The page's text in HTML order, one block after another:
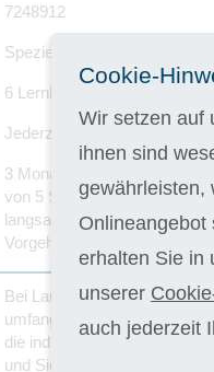
7248912
Spezielle Vorkenntnisse sind
6 Lernhefte.
Jederzeit - 4 Wochen
3 Monate Regelstudiendauer
von 5 Stunden. Wir bieten
langsamer vorzugehen. Die
Vorgehen um 36 Monate
Bei Laudius stehen Sie
umfangreiche Betreuung
die individuell auf Ihre
und Sie persönlich
Cookie-
Wir setzen auf
ihnen sind
gewährleisten,
Onlineangebot
erhalten Sie in
unserer
auch jederzeit